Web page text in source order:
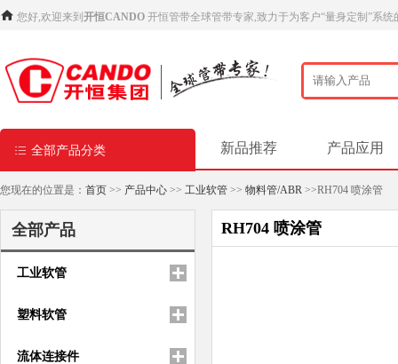
您好,欢迎来到 开恒CANDO 开恒管带全球管带专家,致力于为客户“量身定制”系统
全部产品分类 新品推荐 产品应用
您现在的位置是： 首页 >> 产品中心 >> 工业软管 >> 物料管/ABR >>RH704 喷涂管
全部产品
工业软管
塑料软管
流体连接件
RH704 喷涂管